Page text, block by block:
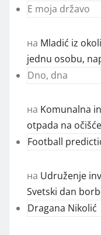
E moja državo
на Mladić iz
jednu osobu,
Dno, dna
на Komunalna
otpada na
Football
на Udruženje
Svetski dan
Dragana Nikolić